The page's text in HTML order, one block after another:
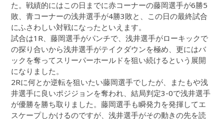
た。戦績的にはこの日までに赤コーナーの藤岡選手が6勝5
敗、青コーナーの浅井選手が4勝3敗と、この日の最終試合
にふさわしい対戦になったといえます。
試合は1R、藤岡選手がパンチで、浅井選手がローキックで
の探り合いから浅井選手がテイクダウンを極め、更にはバ
ックを奪ってスリーパーホールドを狙い続けるという展開
になりました。
2Rに何とか逆転を狙いたい藤岡選手でしたが、またもや浅
井選手に良いポジジョンを奪われ、結局判定3-0で浅井選手
が優勝を勝ち取りました。藤岡選手も瞬発力を発揮してエ
スケープしかけるのですが、浅井選手がその動きの先を読